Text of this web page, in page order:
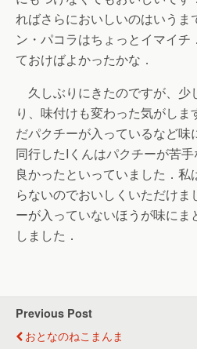
ればさらにおいしいのはいうま
ン・パコラはちょっとイマイチ
ておけばよかったかな．
久しぶりにきたのですが、少
り、味付けも変わった気がし
だパクチーが入っているなど味
同行したIくんはパクチーが苦
良かったといっていました．
らないのでおいしくいただけ
ーが入っていないほうが味に
しました．
Previous Post
おとなのねこまんま